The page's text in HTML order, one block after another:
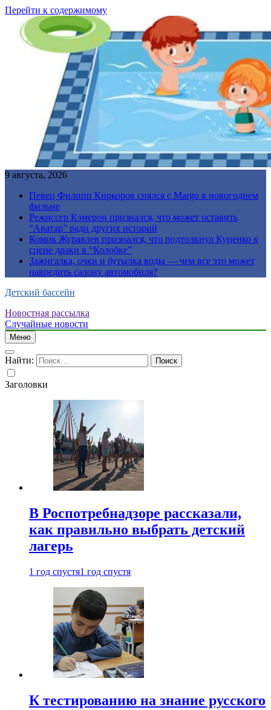
Перейти к содержимому
9 августа, 2026
Певец Филипп Киркоров снялся с Margo в новогоднем
фильме
Режиссер Кэмерон признался, что может оставить
“Аватар” ради других историй
Комик Журавлев признался, что подтолкнул Куценко к
сцене драки в “Колобке”
Зажигалка, очки и бутылка воды — чем все это может
навредить салону автомобиля?
Детский бассейн
Новостная рассылка
Случайные новости
Меню
Найти:
Заголовки
В Роспотребнадзоре рассказали,
как правильно выбрать детский
лагерь
1 год спустя1 год спустя
К тестированию на знание русского